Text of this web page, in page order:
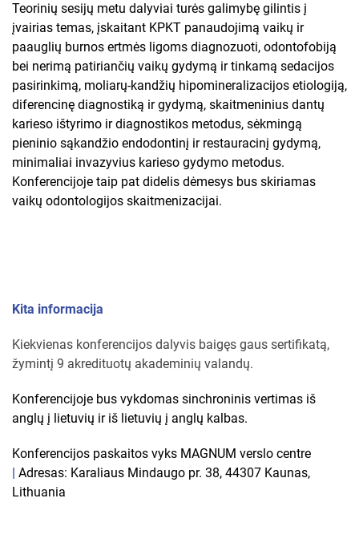
Teorinių sesijų metu dalyviai turės galimybę gilintis į
įvairias temas, įskaitant KPKT panaudojimą vaikų ir
paauglių burnos ertmės ligoms diagnozuoti, odontofobiją
bei nerimą patiriančių vaikų gydymą ir tinkamą sedacijos
pasirinkimą, moliarų-kandžių hipomineralizacijos etiologiją,
diferencinę diagnostiką ir gydymą, skaitmeninius dantų
karieso ištyrimo ir diagnostikos metodus, sėkmingą
pieninio sąkandžio endodontinį ir restauracinį gydymą,
minimaliai invazyvius karieso gydymo metodus.
Konferencijoje taip pat didelis dėmesys bus skiriamas
vaikų odontologijos skaitmenizacijai.
Kita informacija
Kiekvienas konferencijos dalyvis baigęs gaus sertifikatą,
žymintį 9 akredituotų akademinių valandų.
Konferencijoje bus vykdomas sinchroninis vertimas iš
anglų į lietuvių ir iš lietuvių į anglų kalbas.
Konferencijos paskaitos vyks MAGNUM verslo centre
| Adresas: Karaliaus Mindaugo pr. 38, 44307 Kaunas,
Lithuania